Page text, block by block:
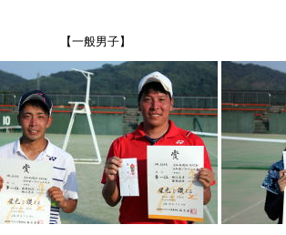
【一般男子】